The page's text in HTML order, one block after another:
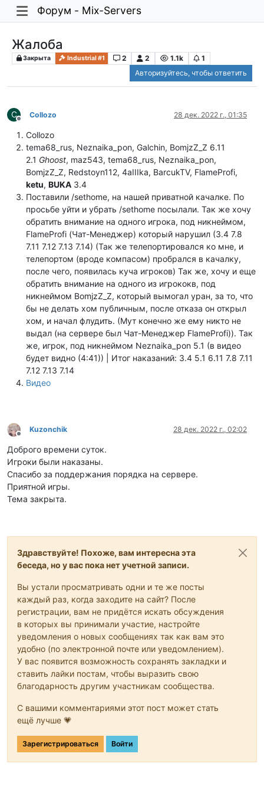
Форум - Mix-Servers
Жалоба
Закрыта Industrial #1 2 2 1.1k
1
Авторизуйтесь, чтобы ответить
C
Не в сети
Collozo 28 дек. 2022 г., 01:35
Collozo
tema68_rus, Neznaika_pon, Galchin, BomjzZ_Z 6.11
2.1 Ghoost, maz543, tema68_rus, Neznaika_pon,
BomjzZ_Z, Redstoyn112, 4aIIIka, BarcukTV, FlameProfi,
ketu, BUKA 3.4
Поставили /sethome, на нашей приватной качалке. По
просьбе уйти и убрать /sethome посылали. Так же хочу
обратить внимание на одного игрока, под никнеймом,
FlameProfi (Чат-Менеджер) который нарушил (3.4 7.8
7.11 7.12 7.13 7.14) (Так же телепортировался ко мне, и
телепортом (вроде компасом) пробрался в качалку,
после чего, появилась куча игроков) Так же, хочу и еще
обратить внимание на одного из игрококв, под
никнеймом BomjzZ_Z, который вымогал уран, за то, что
бы не делать хом публичным, после отказа он открыл
хом, и начал флудить. (Мут конечно же ему никто не
выдал (на сервере был Чат-Менеджер FlameProfi)). Так
же, игрок, под никнеймом Neznaika_pon 5.1 (в видео
будет видно (4:41)) | Итог наказаний: 3.4 5.1 6.11 7.8 7.11
7.12 7.13 7.14
Видео
Не в сети
Kuzonchik 28 дек. 2022 г., 02:02
Доброго времени суток.
Игроки были наказаны.
Спасибо за поддержания порядка на сервере.
Приятной игры.
Тема закрыта.
Здравствуйте! Похоже, вам интересна эта
беседа, но у вас пока нет учетной записи.
Вы устали просматривать одни и те же посты
каждый раз, когда заходите на сайт? После
регистрации, вам не придётся искать обсуждения
в которых вы принимали участие, настройте
уведомления о новых сообщениях так как вам это
удобно (по электронной почте или уведомлением).
У вас появится возможность сохранять закладки и
ставить лайки постам, чтобы выразить свою
благодарность другим участникам сообщества.
С вашими комментариями этот пост может стать
ещё лучше 💗
Зарегистрироваться Войти